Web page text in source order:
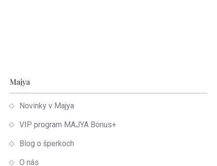
Zápätie
Majya
Novinky v Majya
VIP program MAJYA Bonus+
Blog o šperkoch
O nás